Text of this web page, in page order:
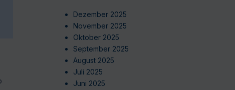
Dezember 2025
November 2025
Oktober 2025
September 2025
August 2025
Juli 2025
Juni 2025